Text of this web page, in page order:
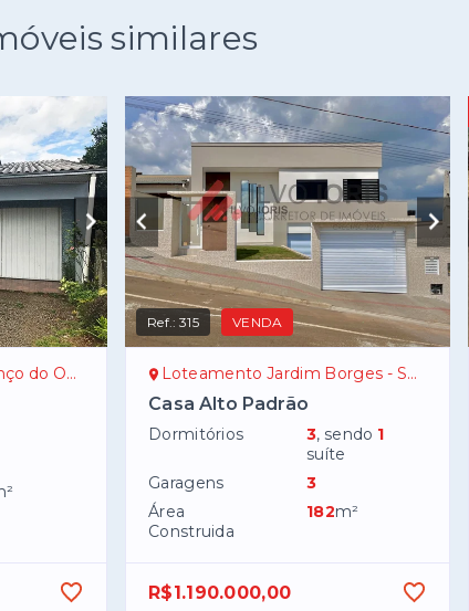
similares
Oeste/SC
Ref.:315 VENDA
Loteamento Jardim Borges - São Lourenço do Oeste/SC
Casa Alto Padrão
Dormitórios 3, sendo 1
suíte
Garagens
3
Área
Construida
182m²
R$1.190.000,00